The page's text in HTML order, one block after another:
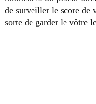
de surveiller le score de
sorte de garder le vôtre